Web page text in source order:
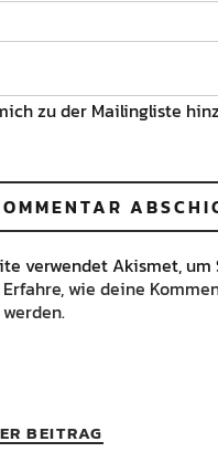
zu der Mailingliste
verwendet Akismet, um
Erfahre, wie deine
BEITRAG